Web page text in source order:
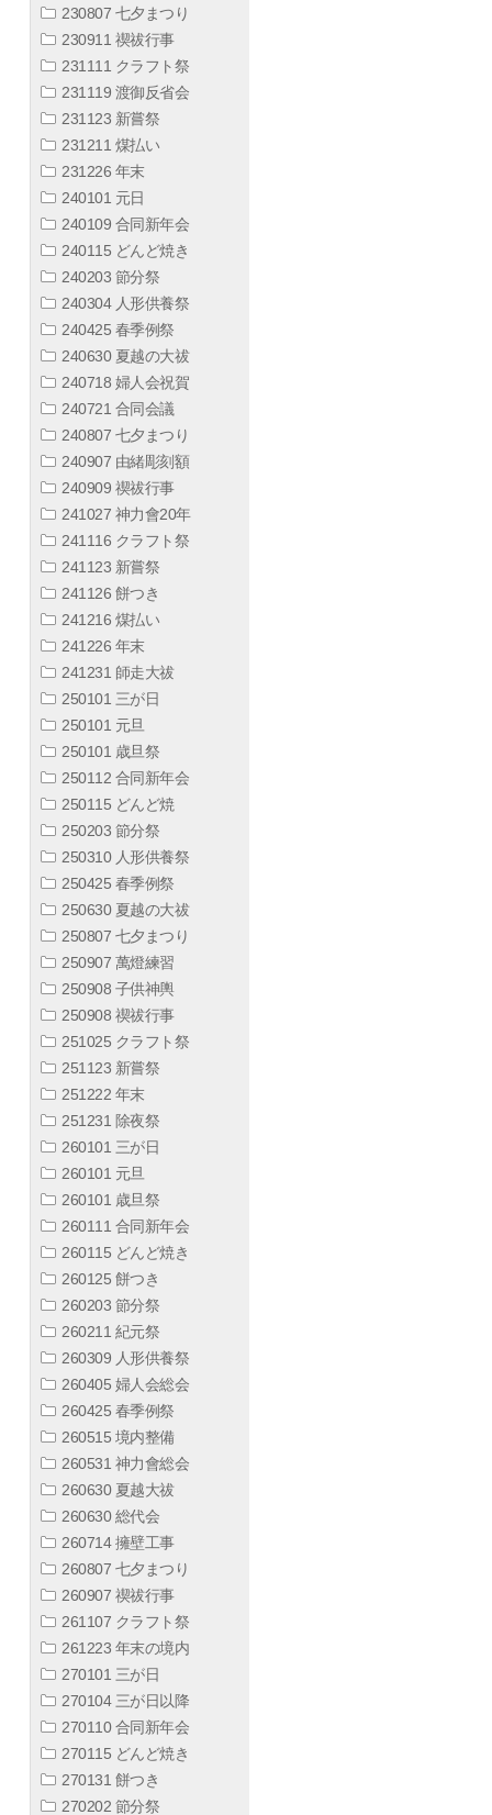
230807 七夕まつり
230911 禊祓行事
231111 クラフト祭
231119 渡御反省会
231123 新嘗祭
231211 煤払い
231226 年末
240101 元日
240109 合同新年会
240115 どんど焼き
240203 節分祭
240304 人形供養祭
240425 春季例祭
240630 夏越の大祓
240718 婦人会祝賀
240721 合同会議
240807 七夕まつり
240907 由緒彫刻額
240909 禊祓行事
241027 神力會20年
241116 クラフト祭
241123 新嘗祭
241126 餅つき
241216 煤払い
241226 年末
241231 師走大祓
250101 三が日
250101 元旦
250101 歳旦祭
250112 合同新年会
250115 どんど焼
250203 節分祭
250310 人形供養祭
250425 春季例祭
250630 夏越の大祓
250807 七夕まつり
250907 萬燈練習
250908 子供神輿
250908 禊祓行事
251025 クラフト祭
251123 新嘗祭
251222 年末
251231 除夜祭
260101 三が日
260101 元旦
260101 歳旦祭
260111 合同新年会
260115 どんど焼き
260125 餅つき
260203 節分祭
260211 紀元祭
260309 人形供養祭
260405 婦人会総会
260425 春季例祭
260515 境内整備
260531 神力會総会
260630 夏越大祓
260630 総代会
260714 擁壁工事
260807 七夕まつり
260907 禊祓行事
261107 クラフト祭
261223 年末の境内
270101 三が日
270104 三が日以降
270110 合同新年会
270115 どんど焼き
270131 餅つき
270202 節分祭